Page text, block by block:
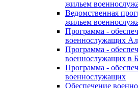
жильем
Ведомственная
жильем
Программа -
военнослужащих
Программа -
военнослужащих в
Программа -
военнослужащих
Обеспечение